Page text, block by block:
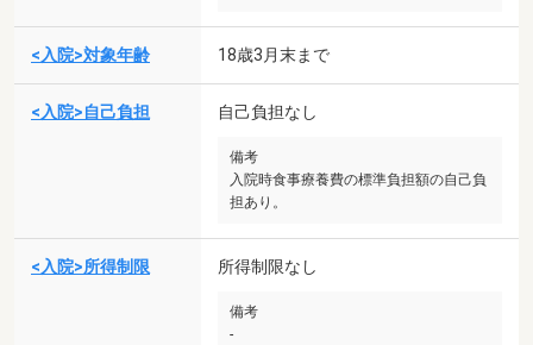
<入院>対象年齢 18歳3月末まで
<入院>自己負担 自己負担なし
備考
入院時食事療養費の標準負担額の自己負
担あり。
<入院>所得制限 所得制限なし
備考
-